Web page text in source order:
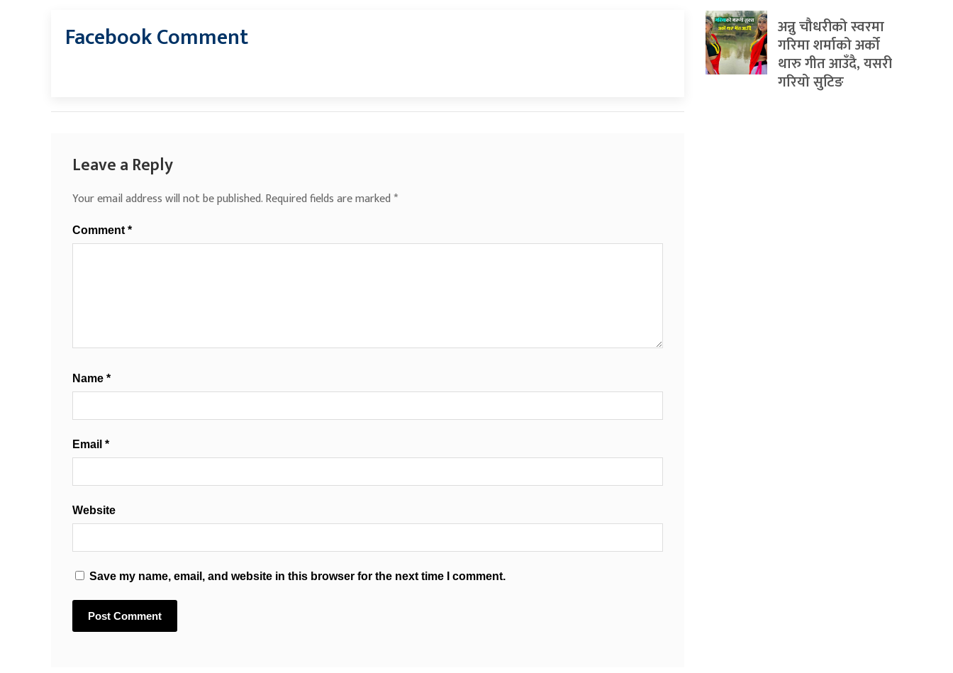
Facebook Comment
Leave a Reply
Your email address will not be published.Required fields are marked*
Comment *
Name *
Email *
Website
Save my name, email, and website in this browser for the next time I comment.
अन्नु चौधरीको स्वरमा
गरिमा शर्माको अर्को
थारु गीत आउँदै, यसरी
गरियो सुटिङ